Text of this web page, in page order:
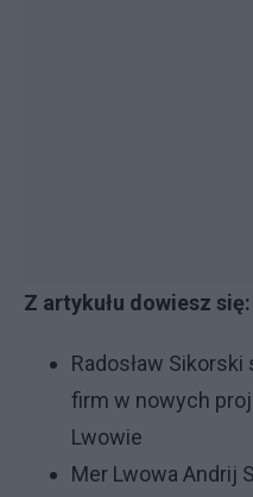
Z artykułu dowiesz się:
Radosław
firm w nowych
Lwowie
Mer Lwowa Andrij